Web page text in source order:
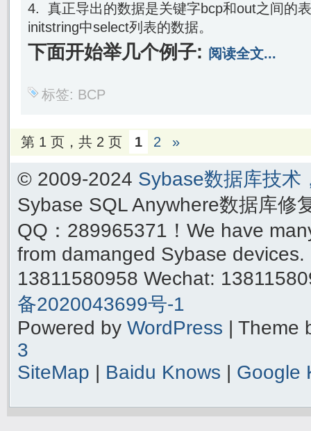
4. 真正导出的数据是关键字bcp和out之间的
initstring中select列表的数据。
下面开始举几个例子: 阅读全文...
标签: BCP
第 1 页，共 2 页 1 2 »
© 2009-2024 Sybase数据库技术
Sybase SQL Anywhere数据库修
QQ：289965371！We have
from damanged Sybase
13811580958 Wechat:
备2020043699号-1
Powered by WordPress | Theme
3
SiteMap | Baidu Knows | Google